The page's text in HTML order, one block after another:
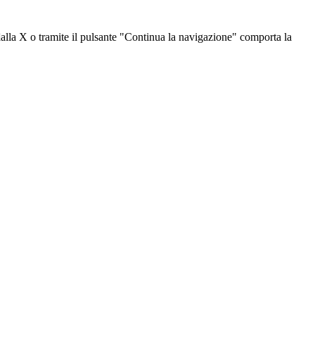
X o tramite il pulsante "Continua la navigazione" comporta la